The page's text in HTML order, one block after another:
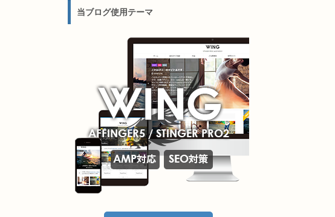
当ブログ使用テーマ